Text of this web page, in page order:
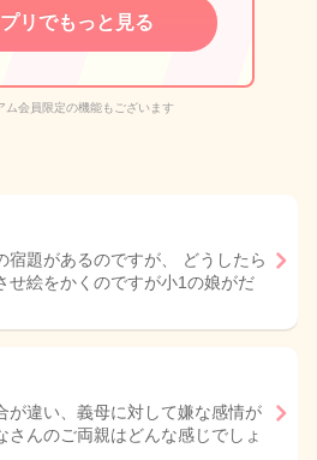
リでもっと見る
会員限定の機能もございます
宿題があるのですが、 どうしたら
せ絵をかくのですが小1の娘がだ
が違い、義母に対して嫌な感情が
んのご両親はどんな感じでしょ